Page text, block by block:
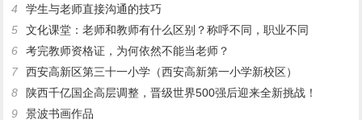
4
学生与老师直接沟通的技巧
5
文化课堂：老师和教师有什么区别？称呼不同，职业不同
6
考完教师资格证，为何依然不能当老师？
7
西安高新区第三十一小学（西安高新第一小学新校区）
8
陕西千亿国企高层调整，晋级世界500强后迎来全新挑战！
9
景波书画作品